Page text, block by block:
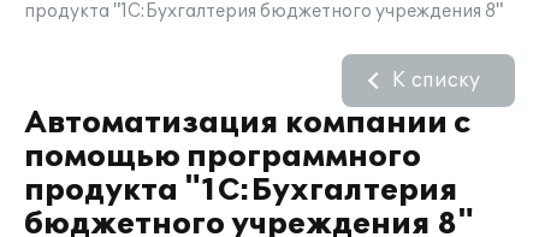
продукта "1С:Бухгалтерия бюджетного учреждения 8"
Автоматизация компании с
помощью программного
продукта "1С:Бухгалтерия
бюджетного учреждения 8"
К списку